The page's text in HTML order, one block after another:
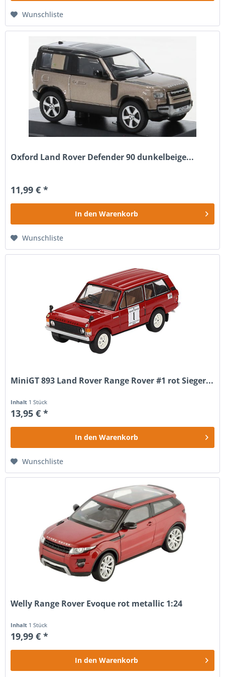
Wunschliste
Oxford Land Rover Defender 90 dunkelbeige...
11,99 € *
In den Warenkorb
Wunschliste
MiniGT 893 Land Rover Range Rover #1 rot Sieger...
Inhalt 1 Stück
13,95 € *
In den Warenkorb
Wunschliste
Welly Range Rover Evoque rot metallic 1:24
Inhalt 1 Stück
19,99 € *
In den Warenkorb